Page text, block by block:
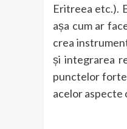
Eritreea etc.).
așa cum ar
crea
și integrarea
punctelor
acelor aspecte